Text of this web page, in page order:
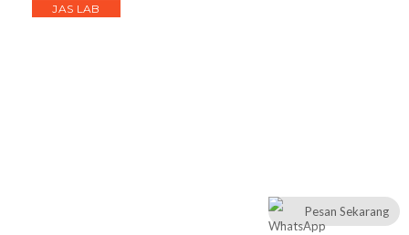
JAS LAB
Pesan Sekarang